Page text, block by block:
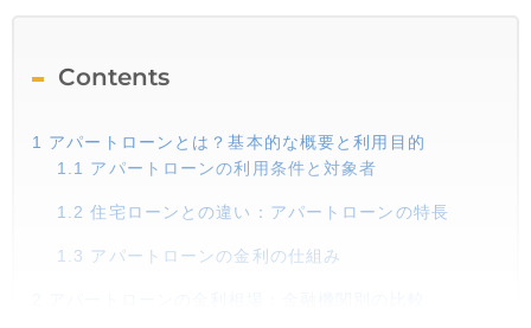
Contents
1
アパートローンとは？基本的な概要と利用目的
1.1
アパートローンの利用条件と対象者
1.2 住宅ローンとの違い：アパートローンの特長
1.3 アパートローンの金利の仕組み